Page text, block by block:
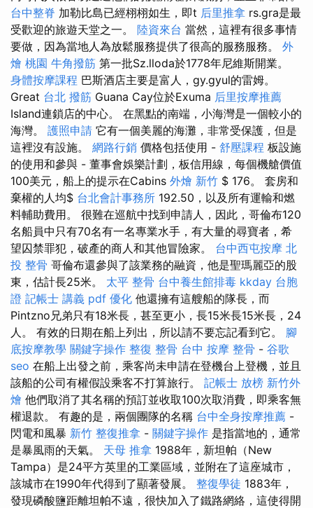
台中整脊 加勒比島已經栩栩如生，即t 后里推拿 rs.gra是最
受歡迎的旅遊天堂之一。 陸資來台 當然，這裡有很多事情
要做，因為當地人為放鬆服務提供了很高的服務服務。 外
燴 桃園 牛角撥筋 第一批Sz.lloda於1778年尼維斯開業。
身體按摩課程 巴斯酒店主要是富人，gy.gyul的雷姆。
Great 台北 撥筋 Guana Cay位於Exuma 后里按摩推薦
Island連鎖店的中心。 在黑點的南端，小海灣是一個較小的
海灣。 護照申請 它有一個美麗的海灘，非常受保護，但是
這裡沒有設施。 網路行銷 價格包括使用 - 舒壓課程 板設施
的使用和參與 - 董事會娛樂計劃，板信用線，每個機艙價值
100美元，船上的提示在Cabins 外燴 新竹 $ 176。 套房和
棄權的人均$ 台北會計事務所 192.50，以及所有運輸和燃
料輔助費用。 很難在巡航中找到申請人，因此，哥倫布120
名船員中只有70名有一名專業水手，有大量的尋寶者，希
望囚禁罪犯，破產的商人和其他冒險家。 台中西屯按摩 北
投 整骨 哥倫布還參與了該業務的融資，他是聖瑪麗亞的股
東，估計長25米。 太平 整骨 台中養生館排毒 kkday 台胞
證 記帳士 講義 pdf 優化 他還擁有這艘船的隊長，而
Pintzno兄弟只有18米長，甚至更小，長15米長15米長，24
人。 有效的日期在船上列出，所以請不要忘記看到它。 腳
底按摩教學 關鍵字操作 整復 整骨 台中 按摩 整骨 - 谷歌
seo 在船上出發之前，乘客尚未申請在登機台上登機，並且
該船的公司有權假設乘客不打算旅行。 記帳士 放榜 新竹外
燴 他們取消了其名稱的預訂並收取100次取消費，即乘客無
權退款。 有趣的是，兩個團隊的名稱 台中全身按摩推薦 -
閃電和風暴 新竹 整復推拿 - 關鍵字操作 是指當地的，通常
是暴風雨的天氣。 天母 推拿 1988年，新坦帕（New
Tampa）是24平方英里的工業區域，並附在了這座城市，
該城市在1990年代得到了顯著發展。 整復學徒 1883年，
發現磷酸鹽距離坦帕不遠，很快加入了鐵路網絡，這使得開